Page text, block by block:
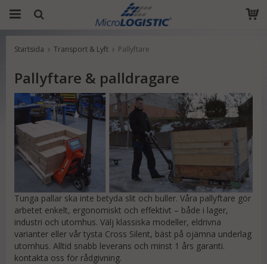
Produkten har blivit tillagd i varukorgen
Startsida Transport & Lyft Pallyftare
Pallyftare & palldragare
Tunga pallar ska inte betyda slit och buller. Våra pallyftare gör
arbetet enkelt, ergonomiskt och effektivt – både i lager,
industri och utomhus. Välj klassiska modeller, eldrivna
varianter eller vår tysta Cross Silent, bäst på ojämna underlag
utomhus. Alltid snabb leverans och minst 1 års garanti.
kontakta oss för rådgivning.